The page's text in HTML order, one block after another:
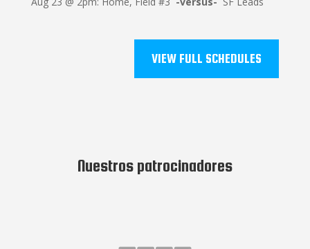
VIEW FULL SCHEDULES
Nuestros patrocinadores